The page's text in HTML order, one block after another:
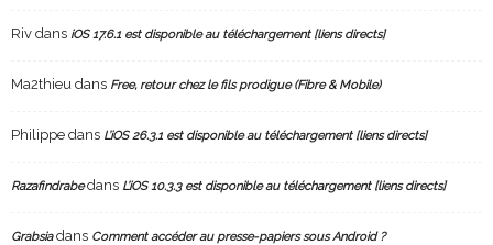
Riv dans iOS 17.6.1 est disponible au téléchargement [liens directs]
Ma2thieu dans Free, retour chez le fils prodigue (Fibre & Mobile)
Philippe dans L’iOS 26.3.1 est disponible au téléchargement [liens directs]
Razafindrabedans L’iOS 10.3.3 est disponible au téléchargement [liens directs]
Grabsiadans Comment accéder au presse-papiers sous Android ?